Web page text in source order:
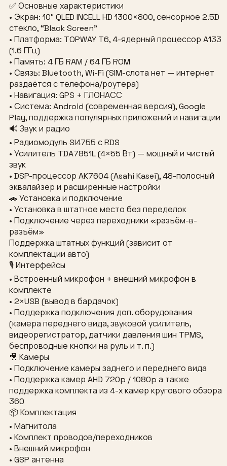
✅ Основные характеристики
• Экран: 10″ QLED INCELL HD 1300×800, сенсорное 2.5D
стекло, “Black Screen”
• Платформа: TOPWAY T6, 4-ядерный процессор A133
(1.6 ГГц)
• Память: 4 ГБ RAM / 64 ГБ ROM
• Связь: Bluetooth, Wi-Fi (SIM-слота нет — интернет
раздаётся с телефона/роутера)
• Навигация: GPS + ГЛОНАСС
• Система: Android (современная версия), Google
Play, поддержка популярных приложений и навигации
🔊 Звук и радио
• Радиомодуль SI4755 с RDS
• Усилитель TDA7851L (4×55 Вт) — мощный и чистый
звук
• DSP-процессор AK7604 (Asahi Kasei), 48-полосный
эквалайзер и расширенные настройки
🚗 Установка и подключение
• Установка в штатное место без переделок
• Подключение через переходники «разъём-в-
разъём»
Поддержка штатных функций (зависит от
комплектации авто)
🎙 Интерфейсы
• Встроенный микрофон + внешний микрофон в
комплекте
• 2×USB (вывод в бардачок)
• Поддержка подключения доп. оборудования
(камера переднего вида, звуковой усилитель,
видеорегистратор, датчики давления шин TPMS,
беспроводные кнопки на руль и т. п.)
🎥 Камеры
• Подключение камеры заднего и переднего вида
• Поддержка камер AHD 720p / 1080p а также
поддержка комплекта из 4-х камер кругового обзора
360
📦 Комплектация
• Магнитола
• Комплект проводов/переходников
• Внешний микрофон
• GSP антенна